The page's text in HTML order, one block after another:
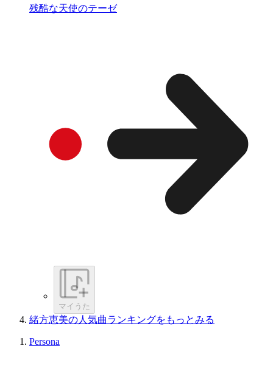
残酷な天使のテーゼ
マイうた
緒方恵美の人気曲ランキングをもっとみる
Persona